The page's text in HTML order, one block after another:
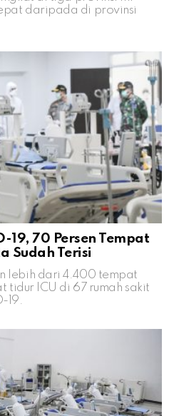
daripada di provinsi
19, 70 Persen Tempat
Sudah Terisi
lebih dari 4.400 tempat
tidur ICU di 67 rumah sakit
19.